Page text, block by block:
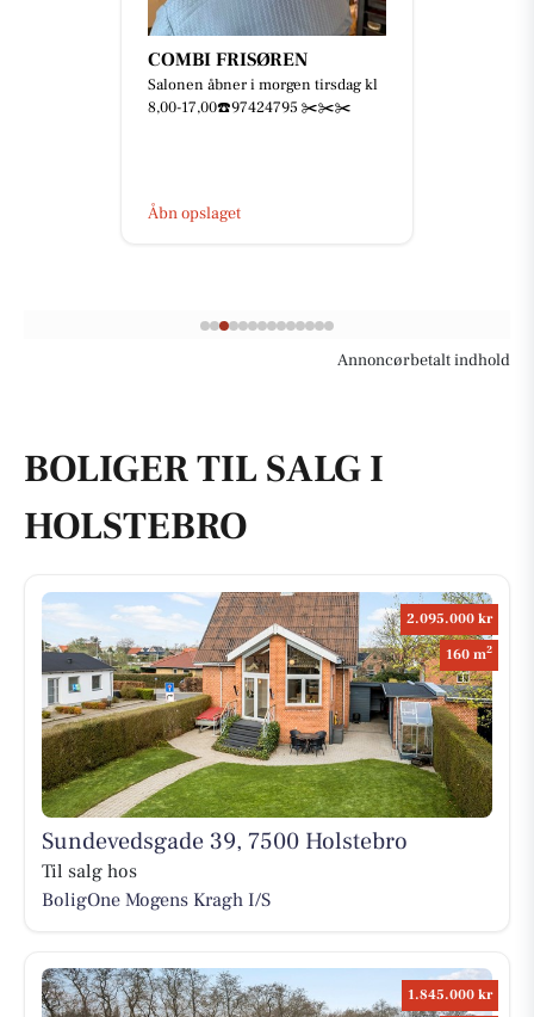
COMBI FRISØREN
Salonen åbner i morgen tirsdag kl
8,00-17,00☎️97424795 ✂️✂️✂️
Åbn opslaget
Annoncørbetalt indhold
BOLIGER TIL SALG I
HOLSTEBRO
2.095.000 kr
160 m2
Sundevedsgade 39, 7500 Holstebro
Til salg hos
BoligOne Mogens Kragh I/S
1.845.000 kr